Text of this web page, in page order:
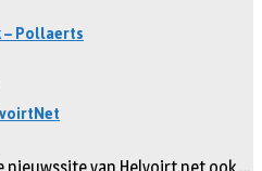
– Pollaerts